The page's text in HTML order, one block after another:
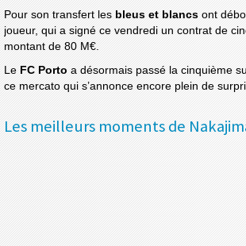
Pour son transfert les bleus et blancs ont
joueur, qui a signé ce vendredi un contrat de
montant de 80 M€.
Le FC Porto a désormais passé la cinquième
ce mercato qui s’annonce encore plein de
Les meilleurs moments de